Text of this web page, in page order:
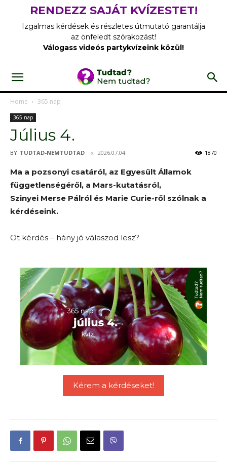
RENDEZZ SAJÁT KVÍZESTET!
Izgalmas kérdések és részletes útmutató garantálja
az önfeledt szórakozást!
Válogass videós partykvízeink közül!
Home 365 nap
365 nap
Július 4.
BY TUDTAD-NEMTUDTAD 2026.07.04. 1870
Ma a pozsonyi csatáról, az Egyesült Államok
függetlenségéről, a Mars-kutatásról,
Szinyei Merse Pálról és Marie Curie-ről szólnak a
kérdéseink.
Öt kérdés – hány jó válaszod lesz?
Kérem a kérdéseket!